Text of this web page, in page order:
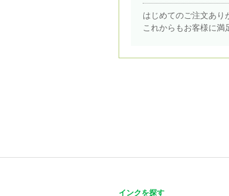
はじめてのご注文あり
これからもお客様に満
インクを探す